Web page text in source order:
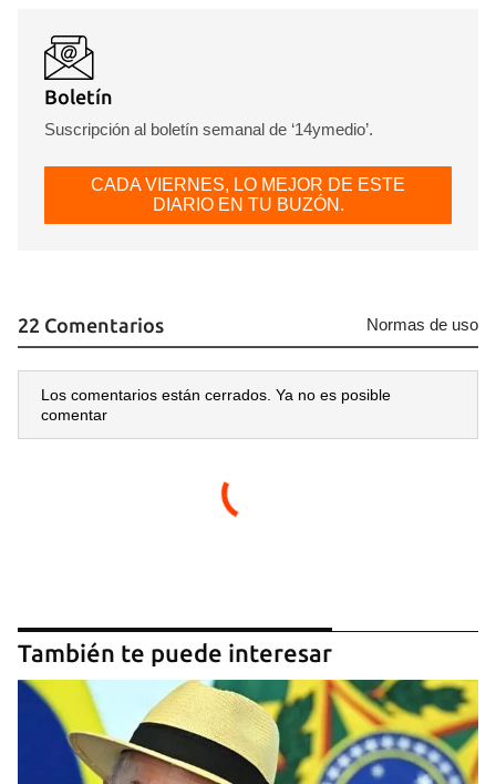
Guardar como favorito
Boletín
Suscripción al boletín semanal de ‘14ymedio’.
CADA VIERNES, LO MEJOR DE ESTE
DIARIO EN TU BUZÓN.
22 Comentarios Normas de uso
Los comentarios están cerrados. Ya no es posible
comentar
También te puede interesar